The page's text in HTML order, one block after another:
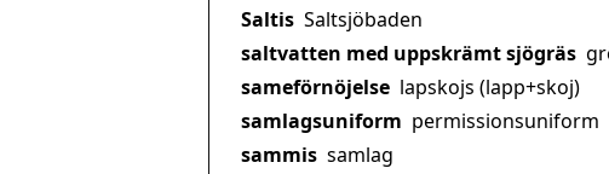
Saltis Saltsjöbaden
saltvatten med uppskrämt sjögräs
sameförnöjelse lapskojs (lapp+skoj)
samlagsuniform permissionsuniform
sammis samlag